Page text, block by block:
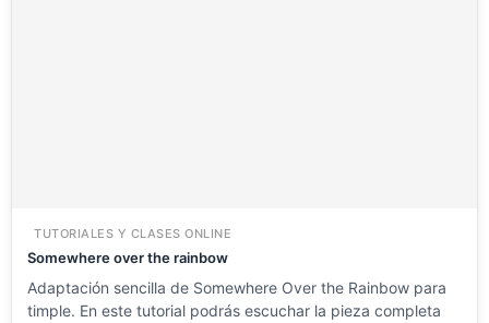
TUTORIALES Y CLASES ONLINE
Somewhere over the rainbow
Adaptación sencilla de Somewhere Over the Rainbow para
timple. En este tutorial podrás escuchar la pieza completa